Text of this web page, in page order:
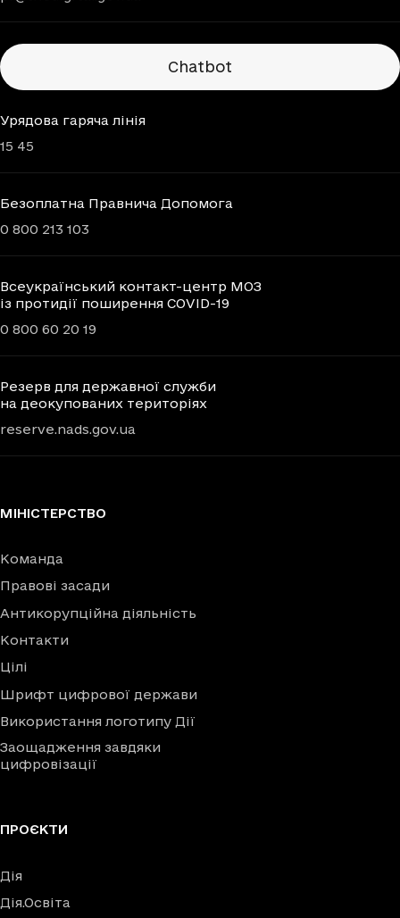
Chatbots
Chatbot
Урядова гаряча лінія
15 45
Безоплатна Правнича Допомога
0 800 213 103
Всеукраїнський контакт-центр МОЗ
із протидії поширення COVID-19
0 800 60 20 19
Резерв для державної служби
на деокупованих територіях
reserve.nads.gov.ua
МІНІСТЕРСТВО
Команда
Правові засади
Антикорупційна діяльність
Контакти
Цілі
Шрифт цифрової держави
Використання логотипу Дії
Заощадження завдяки
цифровізації
ПРОЄКТИ
Дія
Дія.Освіта